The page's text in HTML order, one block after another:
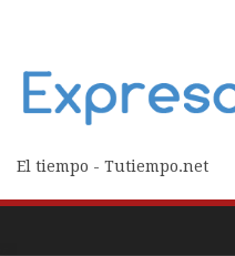
El tiempo - Tutiempo.net